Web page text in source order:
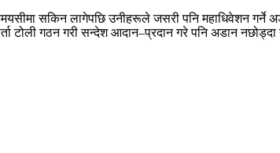
सकिन लागेपछि उनीहरूले जसरी पनि महाधिवेशन गर्ने
टोली गठन गरी सन्देश आदान–प्रदान गरे पनि अडान